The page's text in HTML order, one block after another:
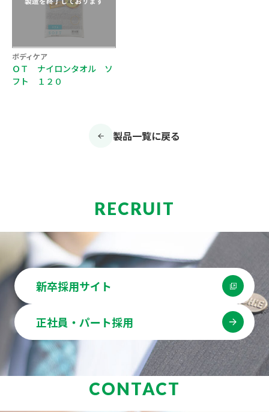
ボディケア
ＯＴ ナイロンタオル ソ
フト １２０
製品一覧に戻る
RECRUIT
新卒採用サイト
正社員・パート採用
CONTACT